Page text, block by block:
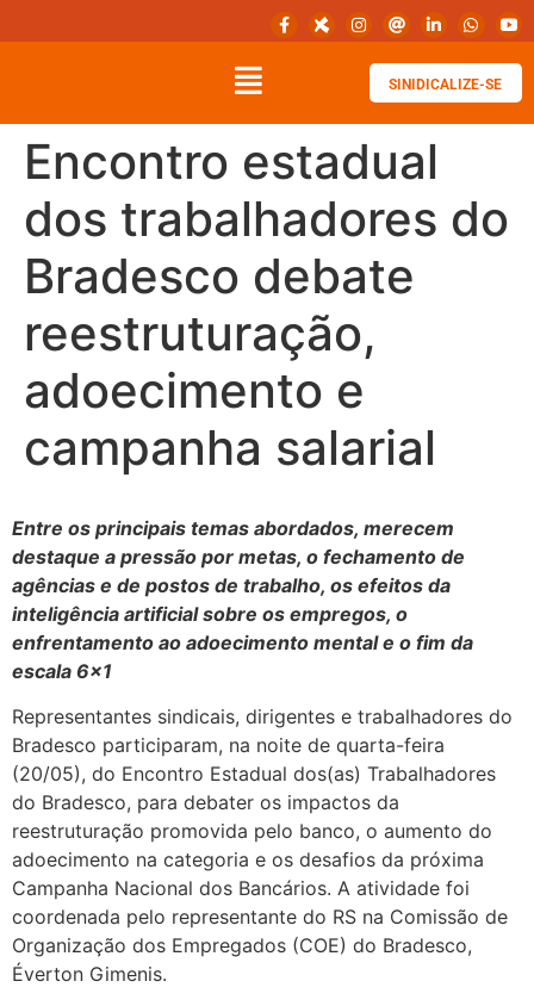
SINIDICALIZE-SE
Encontro estadual
dos trabalhadores do
Bradesco debate
reestruturação,
adoecimento e
campanha salarial
Entre os principais temas abordados, merecem
destaque a pressão por metas, o fechamento de
agências e de postos de trabalho, os efeitos da
inteligência artificial sobre os empregos, o
enfrentamento ao adoecimento mental e o fim da
escala 6×1
Representantes sindicais, dirigentes e trabalhadores do
Bradesco participaram, na noite de quarta-feira
(20/05), do Encontro Estadual dos(as) Trabalhadores
do Bradesco, para debater os impactos da
reestruturação promovida pelo banco, o aumento do
adoecimento na categoria e os desafios da próxima
Campanha Nacional dos Bancários. A atividade foi
coordenada pelo representante do RS na Comissão de
Organização dos Empregados (COE) do Bradesco,
Éverton Gimenis.